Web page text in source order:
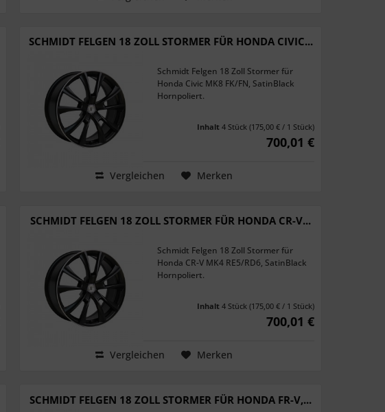
SCHMIDT FELGEN 18 ZOLL STORMER FÜR HONDA CIVIC...
Schmidt Felgen 18 Zoll Stormer für
Honda Civic MK8 FK/FN, SatinBlack
Hornpoliert.
Inhalt 4 Stück (175,00 € / 1 Stück)
700,01 €
Vergleichen Merken
SCHMIDT FELGEN 18 ZOLL STORMER FÜR HONDA CR-V...
Schmidt Felgen 18 Zoll Stormer für
Honda CR-V MK4 RE5/RD6, SatinBlack
Hornpoliert.
Inhalt 4 Stück (175,00 € / 1 Stück)
700,01 €
Vergleichen Merken
SCHMIDT FELGEN 18 ZOLL STORMER FÜR HONDA FR-V,...